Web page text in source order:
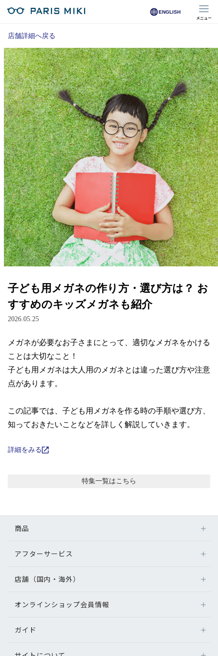
ENGLISH
メニュー
マイページ
Opera Club会員
※店舗で会員登録された方
オンラインショップ会員
※オンラインで会員登録された方
店舗を探す
店舗検索/来店予約
商品を探す
メガネ
レンズ
サングラス
補聴器
グッズ・小物
ブランドを探す
ブランド一覧
レビュー
ブログ
店舗詳細へ戻る
子ども用メガネの作り方・選び方は？ お
すすめのキッズメガネも紹介
2026.05.25
メガネが必要なお子さまにとって、適切なメガネをかける
ことは大切なこと！
子ども用メガネは大人用のメガネとは違った選び方や注意
点があります。
この記事では、子ども用メガネを作る時の手順や選び方、
知っておきたいことなどを詳しく解説していきます。
詳細をみる
特集一覧はこちら
商品
メガネ
サングラス
補聴器
グッズ・小物
アフターサービス
アフターサービス
メガネの不具合、修理について
補聴器に関するアフターサービス
店舗（国内・海外）
店舗検索
オンラインショップ会員情報
ログイン
ガイド